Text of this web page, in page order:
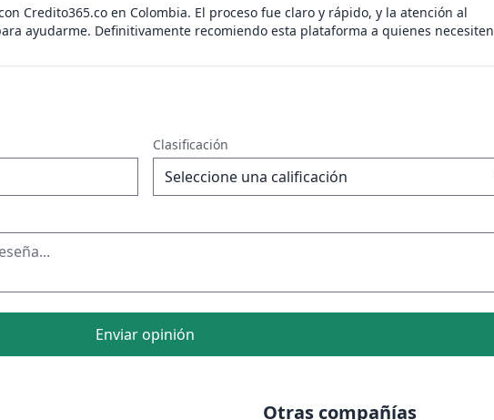
Credito365.co en Colombia. El proceso fue claro y rápido, y la atención al
ayudarme. Definitivamente recomiendo esta plataforma a quienes necesiten
Clasificación
Enviar opinión
Otras compañías